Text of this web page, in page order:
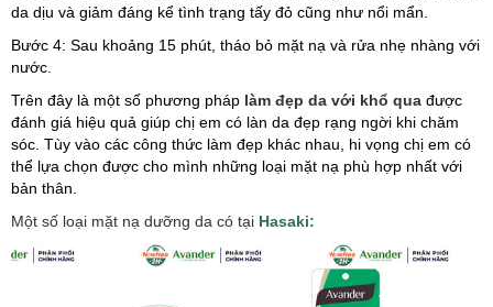
da dịu và giảm đáng kể tình trạng tấy đỏ cũng như nổi mẩn.
Bước 4: Sau khoảng 15 phút, tháo bỏ mặt nạ và rửa nhẹ nhàng với
nước.
Trên đây là một số phương pháp làm đẹp da với khổ qua được
đánh giá hiệu quả giúp chị em có làn da đẹp rạng ngời khi chăm
sóc. Tùy vào các công thức làm đẹp khác nhau, hi vọng chị em có
thể lựa chọn được cho mình những loại mặt nạ phù hợp nhất với
bản thân.
Một số loại mặt nạ dưỡng da có tại Hasaki: